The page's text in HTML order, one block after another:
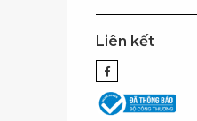
Liên kết